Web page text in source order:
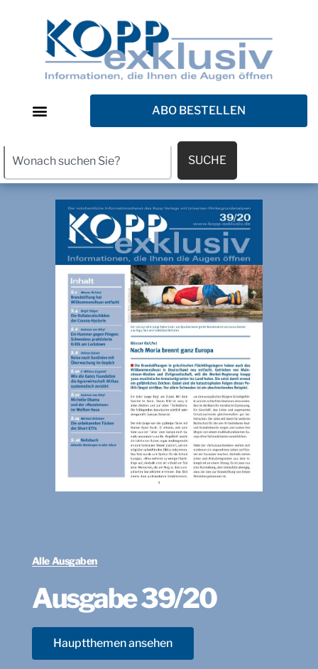
ABO BESTELLEN
SUCHE
Alle Ausgaben
Ausgabe 39/20
Hauptthemen ansehen